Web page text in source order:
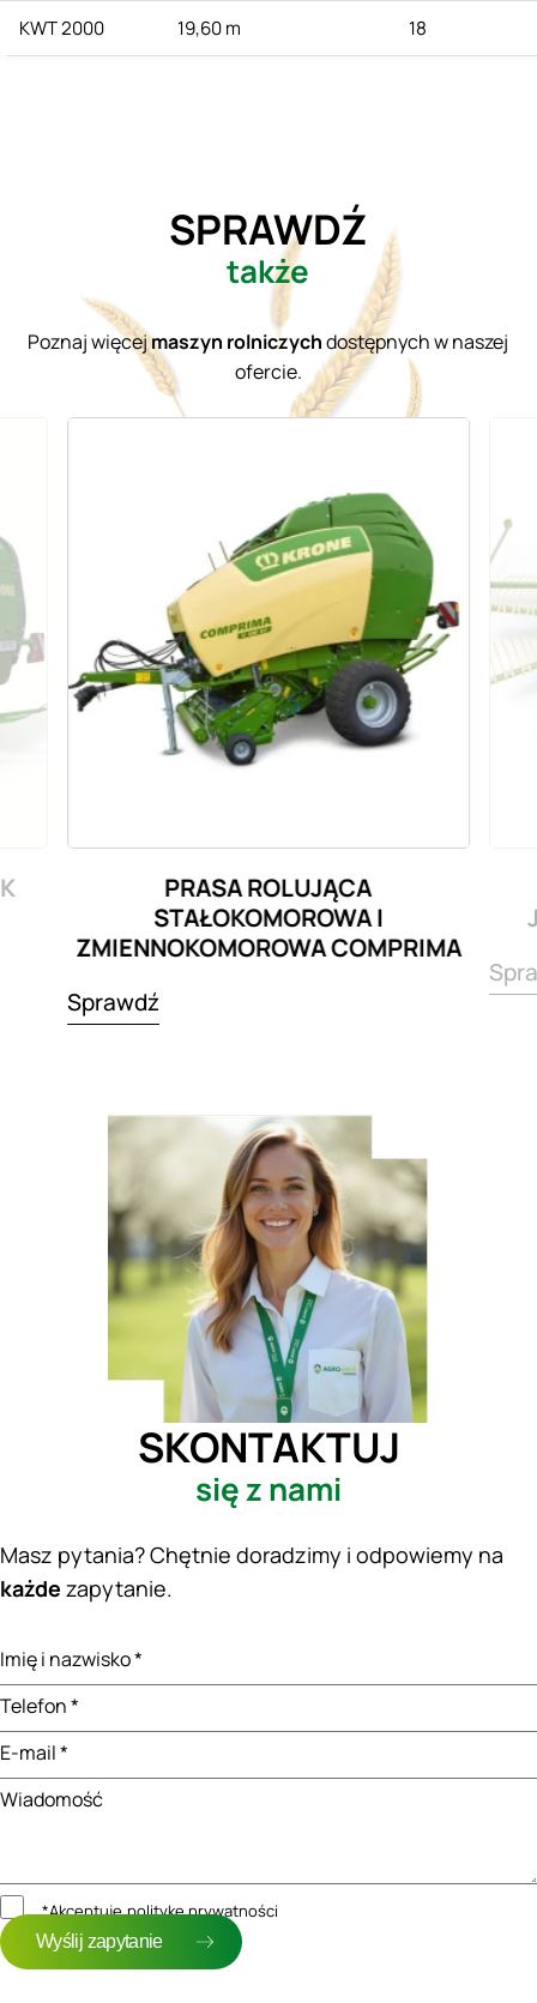
KWT 2000 19,60 m 18
SPRAWDŹ
także
Poznaj więcejmaszyn rolniczychdostępnych w naszej
ofercie.
PRASA ROLUJĄCA
STAŁOKOMOROWA I
ZMIENNOKOMOROWA COMPRIMA
Sprawdź
SKONTAKTUJ
się z nami
Masz pytania? Chętnie doradzimy i odpowiemy na
każde zapytanie.
Imię i nazwisko *
Telefon *
E-mail *
Wiadomość
*Akceptuję politykę prywatności